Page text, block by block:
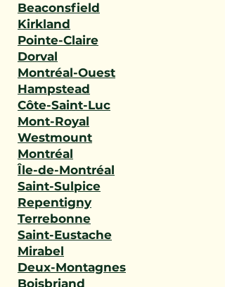
Beaconsfield
Kirkland
Pointe-Claire
Dorval
Montréal-Ouest
Hampstead
Côte-Saint-Luc
Mont-Royal
Westmount
Montréal
Île-de-Montréal
Saint-Sulpice
Repentigny
Terrebonne
Saint-Eustache
Mirabel
Deux-Montagnes
Boisbriand